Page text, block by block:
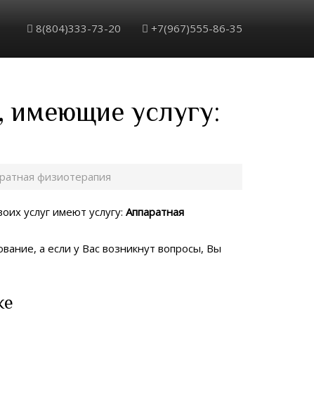
8(804)333-73-20 +7(967)555-86-35
имеющие услугу:
физиотерапия
услуг имеют услугу: Аппаратная
а если у Вас возникнут вопросы, Вы